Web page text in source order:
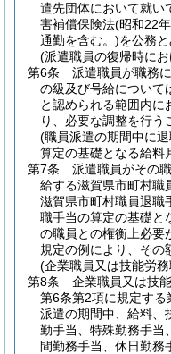
遣先団体において就い
害補償保険法(昭和22
通勤を含む。)を公務と
(派遣職員の復帰時に
第6条
派遣職員が職務
の級及び号給について
と認められる範囲内に
り、必要な調整を行う
(職員派遣の期間中に
算定の基礎となる給料
第7条
派遣職員がその
給する滋賀県市町村職
滋賀県市町村職員退職
職手当の算定の基礎と
の職員との権衡上必要
規定の例により、その
(企業職員又は技能労
第8条
企業職員又は技
第6条第2項に規定する
派遣の期間中、給料、
勤手当、特殊勤務手当
間勤務手当、休日勤務